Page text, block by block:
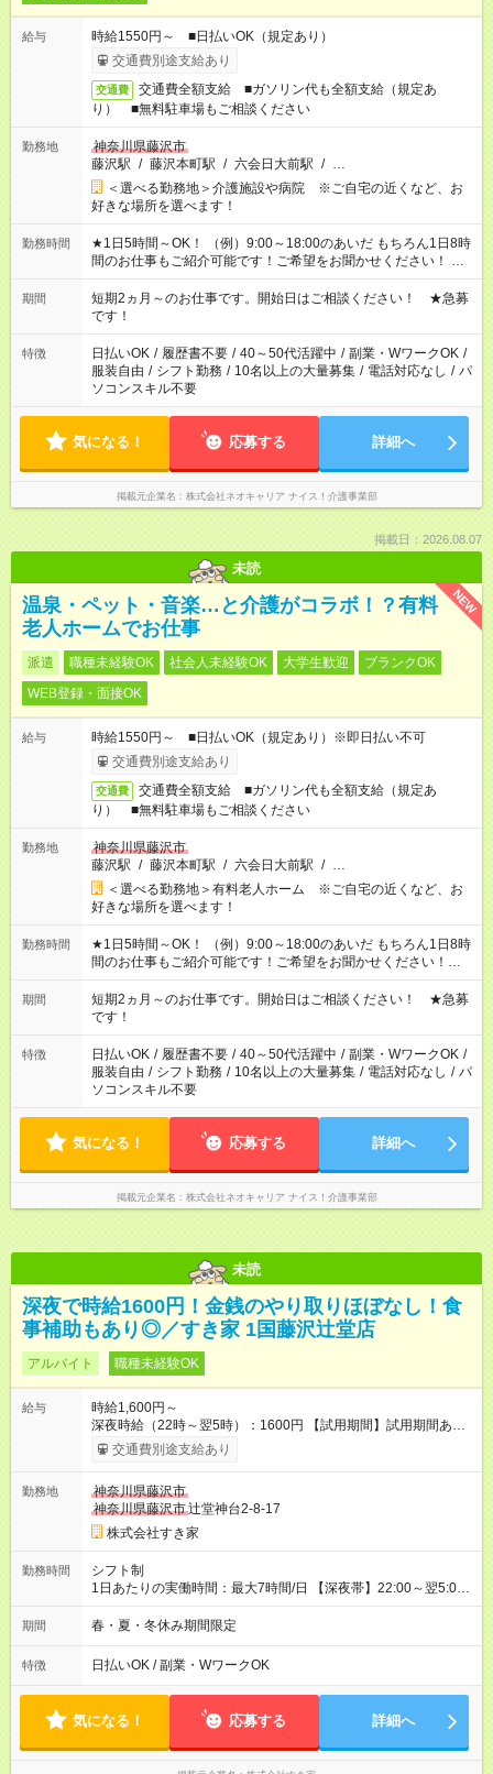
給与
時給1550円～ ■日払いOK（規定あり）
交通費別途支給あり
交通費
交通費全額支給 ■ガソリン代も全額支給（規定あ
り） ■無料駐車場もご相談ください
勤務地
神奈川県藤沢市
藤沢駅 / 藤沢本町駅 / 六会日大前駅 / …
＜選べる勤務地＞介護施設や病院 ※ご自宅の近くなど、お
好きな場所を選べます！
勤務時間
★1日5時間～OK！ （例）9:00～18:00のあいだ もちろん1日8時
間のお仕事もご紹介可能です！ご希望をお聞かせください！ ★
家庭の都合でお休みが必要な場合も遠慮なくご相談ください。
※週最低15時間以上の勤務が必要です
期間
短期2ヵ月～のお仕事です。開始日はご相談ください！ ★急募
です！
特徴 日払いOK / 履歴書不要 / 40～50代活躍中 / 副業・WワークOK /
服装自由 / シフト勤務 / 10名以上の大量募集 / 電話対応なし / パ
ソコンスキル不要
気になる！ 応募する 詳細へ
掲載元企業名 株式会社ネオキャリア ナイス！介護事業部
掲載日：2026.08.07
未読
NEW
温泉・ペット・音楽…と介護がコラボ！？有料
老人ホームでお仕事
派遣 職種未経験OK 社会人未経験OK 大学生歓迎
ブランクOK
WEB登録・面接OK
給与
時給1550円～ ■日払いOK（規定あり）※即日払い不可
交通費別途支給あり
交通費
交通費全額支給 ■ガソリン代も全額支給（規定あ
り） ■無料駐車場もご相談ください
勤務地
神奈川県藤沢市
藤沢駅 / 藤沢本町駅 / 六会日大前駅 / …
＜選べる勤務地＞有料老人ホーム ※ご自宅の近くなど、お
好きな場所を選べます！
勤務時間
★1日5時間～OK！ （例）9:00～18:00のあいだ もちろん1日8時
間のお仕事もご紹介可能です！ご希望をお聞かせください！★家
庭の都合でお休みが必要な場合も遠慮なくご相談ください。 ※
週最低15時間以上の勤務が必要です
期間
短期2ヵ月～のお仕事です。開始日はご相談ください！ ★急募
です！
特徴 日払いOK / 履歴書不要 / 40～50代活躍中 / 副業・WワークOK /
服装自由 / シフト勤務 / 10名以上の大量募集 / 電話対応なし / パ
ソコンスキル不要
気になる！ 応募する 詳細へ
掲載元企業名 株式会社ネオキャリア ナイス！介護事業部
未読
深夜で時給1600円！金銭のやり取りほぼなし！食
事補助もあり◎／すき家 1国藤沢辻堂店
アルバイト 職種未経験OK
給与
時給1,600円～
深夜時給（22時～翌5時）：1600円 【試用期間】試用期間あり
試用期間の長さ：1ヶ月 雇用形態、給与は本採用時と同じです。
試用期間の実態は30日（※条件変更なし）ですが、切り上げで
同時給）
交通費別途支給あり
勤務地
神奈川県藤沢市
神奈川県藤沢市辻堂神台2-8-17
株式会社すき家
勤務時間
シフト制
1日あたりの実働時間：最大7時間/日 【深夜帯】22:00～翌5:00
週2日～・1日2h～OK◎ ※22:00から翌5:00までは18歳以上の方
のみ勤務可能です（18歳未満の深夜業務禁止のため） ★深夜で
す。 必ず、2名以上での勤務を行いますので、安心して働けま
す。
期間 春・夏・冬休み期間限定
特徴 日払いOK / 副業・WワークOK
気になる！ 応募する 詳細へ